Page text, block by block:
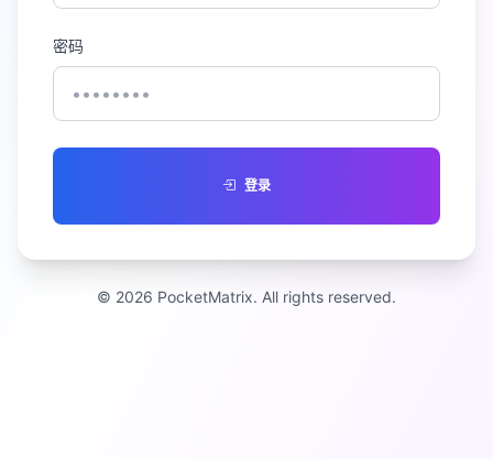
密码
登录
© 2026 PocketMatrix. All rights reserved.